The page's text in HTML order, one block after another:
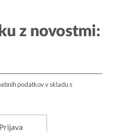
z novostmi:
podatkov v skladu s
Prijava